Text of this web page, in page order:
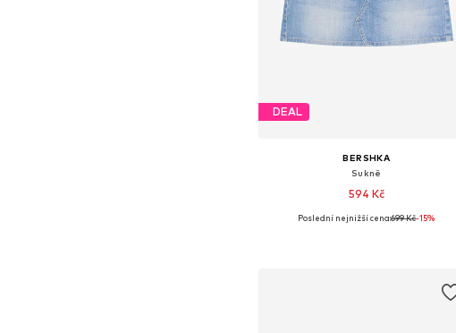
DEAL
BERSHKA
Sukně
594 Kč
Dostupné velikosti: 32, 34, 36, 38, 40, 42
Poslední nejnižší cena:699 Kč-15%